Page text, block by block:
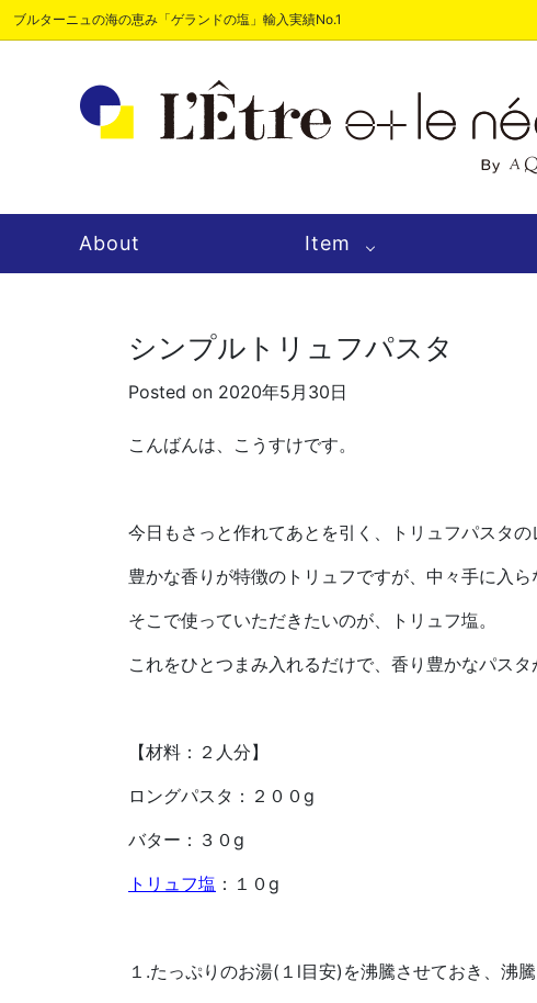
ブルターニュの海の恵み「ゲランドの塩」輸入実績No.1
About Item
シンプルトリュフパスタ
Posted on 2020年5月30日
こんばんは、こうすけです。
今日もさっと作れてあとを引く、トリュフパスタの
豊かな香りが特徴のトリュフですが、中々手に入ら
そこで使っていただきたいのが、トリュフ塩。
これをひとつまみ入れるだけで、香り豊かなパスタ
【材料：２人分】
ロングパスタ：２００g
バター：３０g
トリュフ塩 ：１０g
１.たっぷりのお湯(１l目安)を沸騰させておき、沸